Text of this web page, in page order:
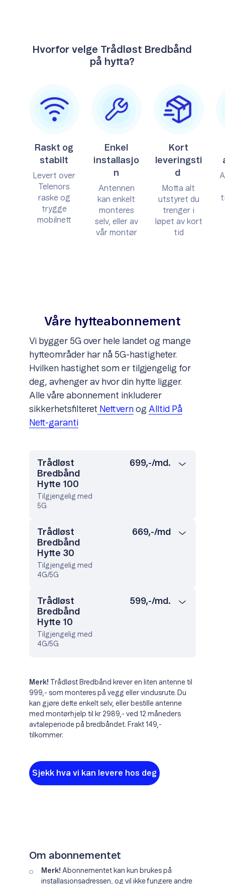
Hvorfor velge Trådløst Bredbånd
på hytta?
Raskt og
stabilt
Levert over
Telenors
raske og
trygge
mobilnett
Enkel
installasjo
n
Antennen
kan enkelt
monteres
selv, eller av
vår montør
Kort
leveringsti
d
Motta alt
utstyret du
trenger i
løpet av kort
tid
Våre hytteabonnement
Vi bygger 5G over hele landet og mange
hytteområder har nå 5G-hastigheter.
Hvilken hastighet som er tilgjengelig for
deg, avhenger av hvor din hytte ligger.
Alle våre abonnement inkluderer
sikkerhetsfilteret Nettvernog Alltid På
Nett-garanti
Trådløst
Bredbånd
Hytte 100
Tilgjengelig med
5G
699,-/md.
Trådløst
Bredbånd
Hytte 30
Tilgjengelig med
4G/5G
669,-/md
Trådløst
Bredbånd
Hytte 10
Tilgjengelig med
4G/5G
599,-/md.
Merk!
Trådløst Bredbånd krever en liten antenne til
999,- som monteres på vegg eller vindusrute. Du
kan gjøre dette enkelt selv, eller bestille antenne
med montørhjelp til kr 2989,- ved 12 måneders
avtaleperiode på bredbåndet. Frakt 149,-
tilkommer.
Sjekk hva vi kan levere hos deg
Om abonnementet
Merk! Abonnementet kan kun brukes på
installasjonsadressen, og vil ikke fungere andre